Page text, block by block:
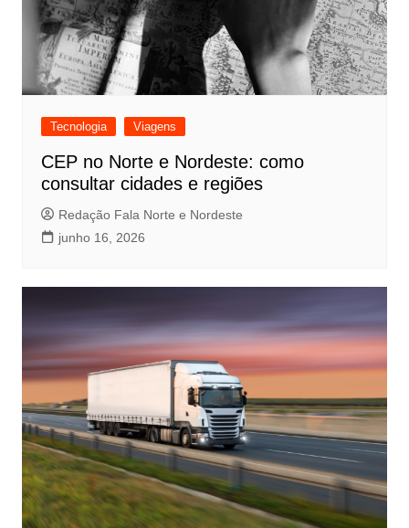
Tecnologia Viagens
CEP no Norte e Nordeste: como
consultar cidades e regiões
Redação Fala Norte e Nordeste
junho 16, 2026